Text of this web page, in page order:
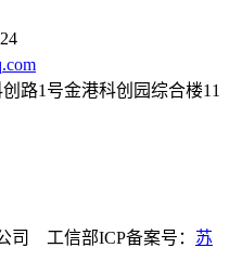
路1号金港科创园综合楼11
司 工信部ICP备案号： 苏